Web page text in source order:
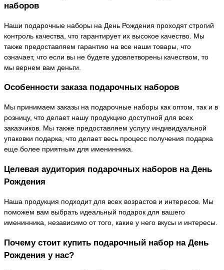
наборов
Наши подарочные наборы на День Рождения проходят строгий
контроль качества, что гарантирует их высокое качество. Мы
также предоставляем гарантию на все наши товары, что
означает, что если вы не будете удовлетворены качеством, то
мы вернем вам деньги.
Особенности заказа подарочных наборов
Мы принимаем заказы на подарочные наборы как оптом, так и в
розницу, что делает нашу продукцию доступной для всех
заказчиков. Мы также предоставляем услугу индивидуальной
упаковки подарка, что делает весь процесс получения подарка
еще более приятным для именинника.
Целевая аудитория подарочных наборов на День
Рождения
Наша продукция подходит для всех возрастов и интересов. Мы
поможем вам выбрать идеальный подарок для вашего
именинника, независимо от того, какие у него вкусы и интересы.
Почему стоит купить подарочный набор на День
Рождения у нас?